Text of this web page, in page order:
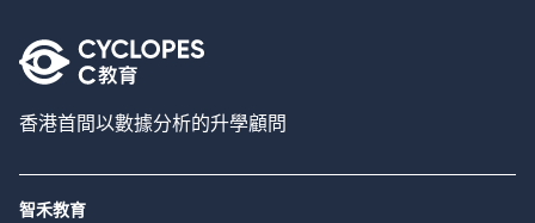
香港首間以數據分析的升學顧問
智禾教育